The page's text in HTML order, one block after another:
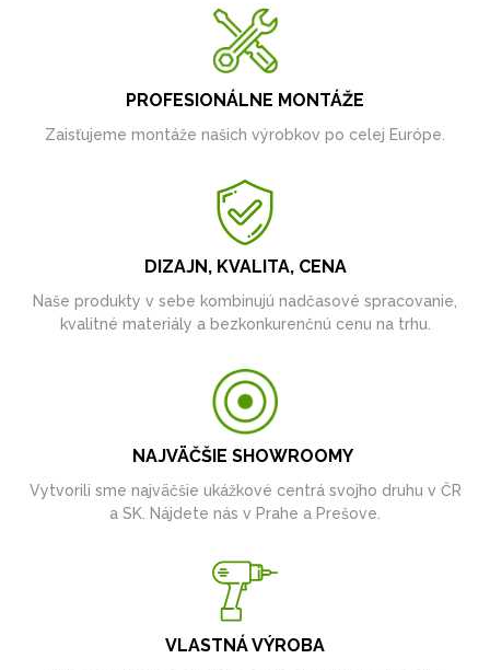
PROFESIONÁLNE MONTÁŽE
Zaisťujeme montáže našich výrobkov po celej Európe.
DIZAJN, KVALITA, CENA
Naše produkty v sebe kombinujú nadčasové spracovanie,
kvalitné materiály a bezkonkurenčnú cenu na trhu.
NAJVÄČŠIE SHOWROOMY
Vytvorili sme najväčšie ukážkové centrá svojho druhu v ČR
a SK. Nájdete nás v Prahe a Prešove.
VLASTNÁ VÝROBA